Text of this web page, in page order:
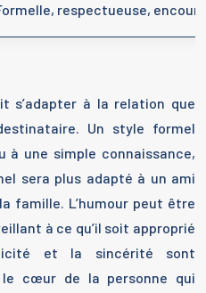
respectueuse,
s’adapter à la relation que
Un style formel
à une simple connaissance,
sera plus adapté à un ami
famille. L’humour peut être
à ce qu’il soit approprié
et la sincérité sont
cœur de la personne qui